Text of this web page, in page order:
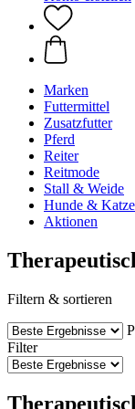
Marken
Futtermittel
Zusatzfutter
Pferd
Reiter
Reitmode
Stall & Weide
Hunde &
Aktionen
Filtern & sortieren
Filter